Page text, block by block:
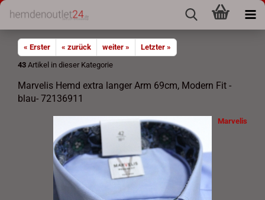
« Erster « zurück weiter »
Letzter »
43 Artikel in dieser Kategorie
Marvelis Hemd extra langer Arm 69cm, Modern Fit -
blau- 72136911
Marvelis